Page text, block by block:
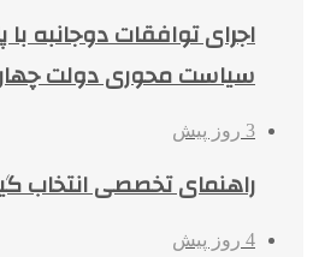
اجرای توافقات دوجانبه با
سیاست محوری دولت
3 روز پیش
راهنمای تخصصی انتخاب
4 روز پیش